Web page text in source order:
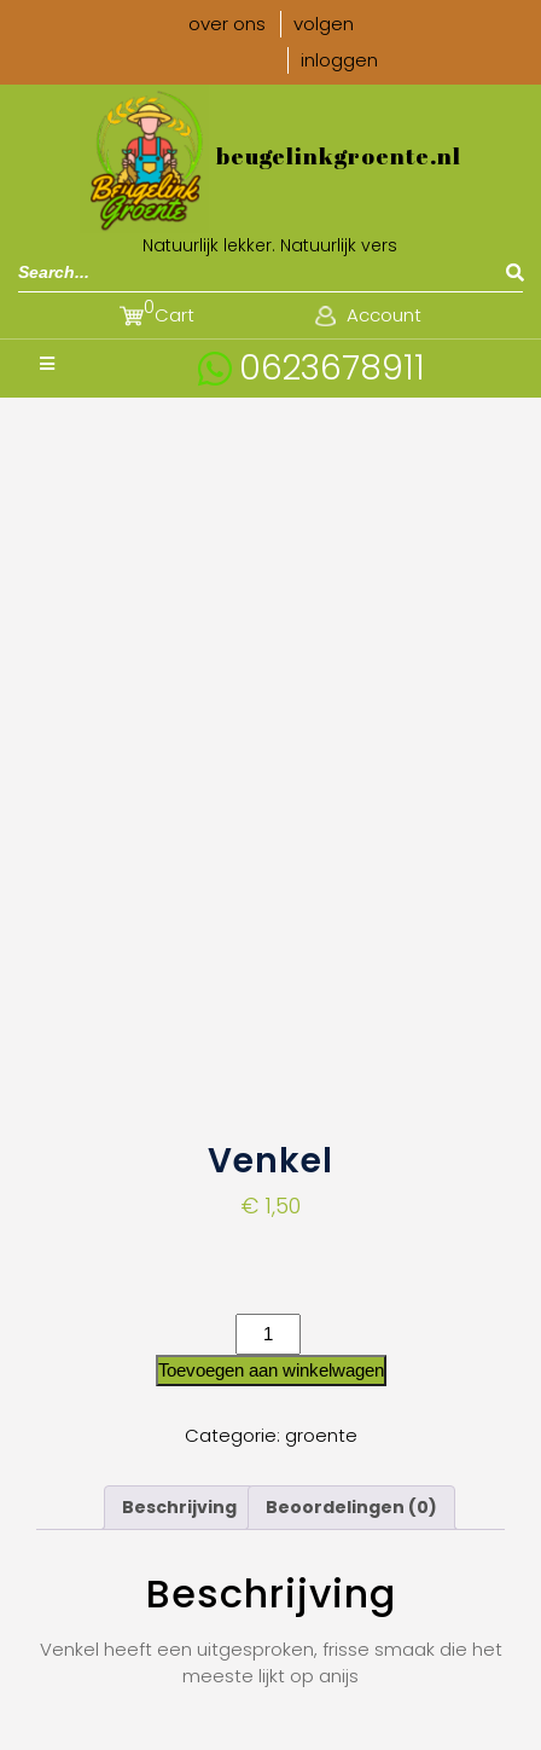
over ons
volgen
inloggen
beugelinkgroente.nl
Natuurlijk lekker. Natuurlijk vers
Cart
0 Account
0623678911
Venkel
€1,50
Toevoegen aan winkelwagen
Categorie: groente
Beschrijving Beoordelingen (0)
Beschrijving
Venkel heeft een uitgesproken, frisse smaak die het
meeste lijkt op anijs